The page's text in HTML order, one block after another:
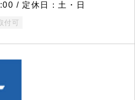
/ 定休日：土・日
付可